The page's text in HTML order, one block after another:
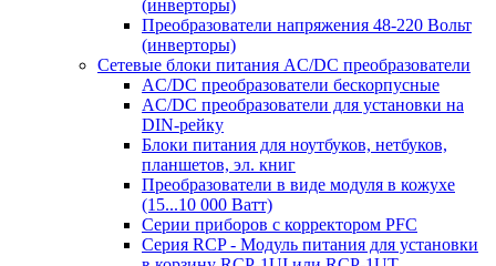
(инверторы)
Преобразователи напряжения 48-220 Вольт
(инверторы)
Сетевые блоки питания AC/DC преобразователи
AC/DC преобразователи бескорпусные
AC/DC преобразователи для установки на
DIN-рейку
Блоки питания для ноутбуков, нетбуков,
планшетов, эл. книг
Преобразователи в виде модуля в кожухе
(15...10 000 Ватт)
Серии приборов с корректором PFC
Серия RCP - Модуль питания для установки